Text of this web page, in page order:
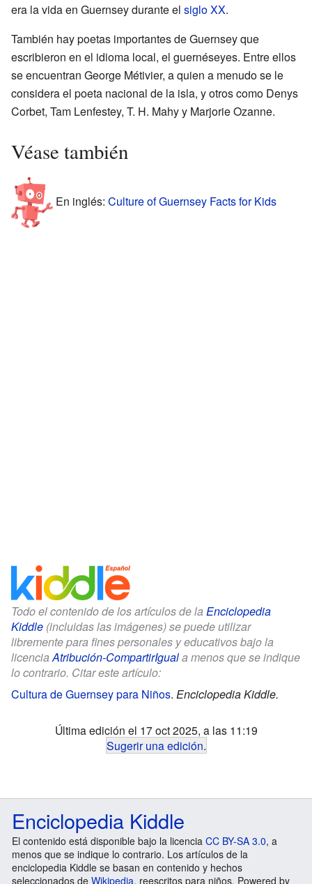
era la vida en Guernsey durante el siglo XX.
También hay poetas importantes de Guernsey que
escribieron en el idioma local, el guernéseyes. Entre ellos
se encuentran George Métivier, a quien a menudo se le
considera el poeta nacional de la isla, y otros como Denys
Corbet, Tam Lenfestey, T. H. Mahy y Marjorie Ozanne.
Véase también
En inglés: Culture of Guernsey Facts for Kids
Todo el contenido de los artículos de la Enciclopedia
Kiddle (incluidas las imágenes) se puede utilizar
libremente para fines personales y educativos bajo la
licencia Atribución-CompartirIguala menos que se indique
lo contrario. Citar este artículo:
Cultura de Guernsey para Niños. Enciclopedia Kiddle.
Última edición el 17 oct 2025, a las 11:19
Sugerir una edición.
Enciclopedia Kiddle
El contenido está disponible bajo la licencia CC BY-SA 3.0, a
menos que se indique lo contrario. Los artículos de la
enciclopedia Kiddle se basan en contenido y hechos
seleccionados de Wikipedia, reescritos para niños. Powered by